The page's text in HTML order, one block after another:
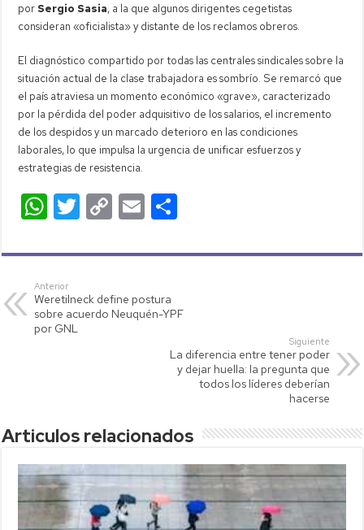
por Sergio Sasia, a la que algunos dirigentes cegetistas
consideran «oficialista» y distante de los reclamos obreros.
El diagnóstico compartido por todas las centrales sindicales sobre la
situación actual de la clase trabajadora es sombrío. Se remarcó que
el país atraviesa un momento económico «grave», caracterizado
por la pérdida del poder adquisitivo de los salarios, el incremento
de los despidos y un marcado deterioro en las condiciones
laborales, lo que impulsa la urgencia de unificar esfuerzos y
estrategias de resistencia.
W
at
s
A
p
T
tt
C
p
Li
E
ail m
ar
Anterior
Weretilneck define postura
sobre acuerdo Neuquén-YPF
por GNL
Siguiente
La diferencia entre tener poder
y dejar huella: la pregunta que
todos los líderes deberían
hacerse
Articulos relacionados